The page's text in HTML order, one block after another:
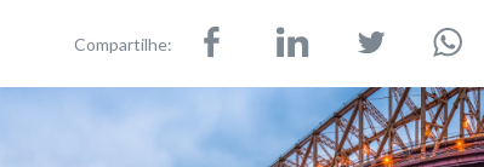
Compartilhe: